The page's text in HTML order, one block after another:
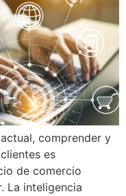
comprender y
es
de comercio
La inteligencia